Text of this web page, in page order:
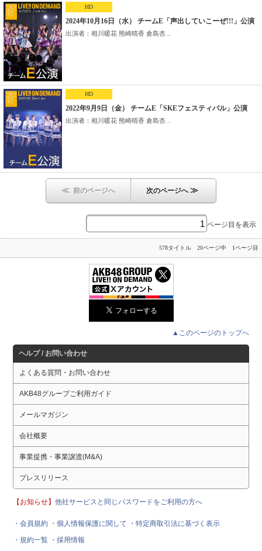
HD
2024年10月16日（水） チームE「声出していこーぜ!!!」公演
出演者：相川暖花 熊崎晴香 倉島杏...
HD
2022年9月9日（金） チームE「SKEフェスティバル」公演
出演者：相川暖花 熊崎晴香 倉島杏...
≪ 前のページへ 次のページへ≫
ページ目を表示
578タイトル 20ページ中 1ページ目
▲このページのトップへ
ヘルプ / お問い合わせ
よくある質問・お問い合わせ
AKB48グループご利用ガイド
メールマガジン
会社概要
事業提携・事業譲渡(M&A)
プレスリリース
【お知らせ】他社サービスと同じパスワードをご利用の方へ
・会員規約 ・個人情報保護に関して
・特定商取引法に基づく表示
・規約一覧 ・採用情報